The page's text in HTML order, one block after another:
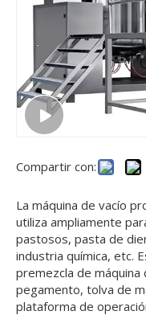
Compartir con:
La máquina de vacío
utiliza ampliamente
pastosos, pasta de
industria química, etc.
premezcla de máquina
pegamento, tolva de
plataforma de